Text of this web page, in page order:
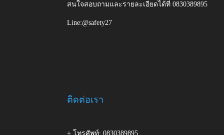
สนใจสอบถามและรายละเอียดได้ที่ 0830389895
Line:@safety27
ติดต่อเรา
+ โทรศัพท์: 0830389895